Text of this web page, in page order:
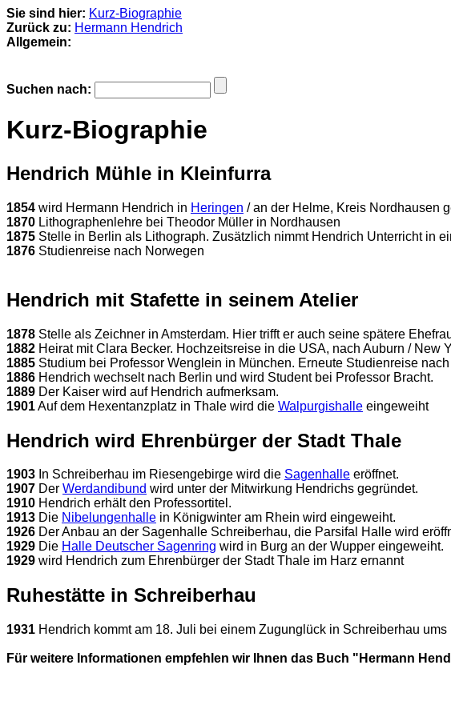
Sie sind hier: Kurz-Biographie
Zurück zu: Hermann Hendrich
Allgemein:
Suchen nach:
Kurz-Biographie
Hendrich Mühle in Kleinfurra
1854 wird Hermann Hendrich in Heringen / an der Helme, Kreis Nordhausen
1870 Lithographenlehre bei Theodor Müller in Nordhausen
1875 Stelle in Berlin als Lithograph. Zusätzlich nimmt Hendrich Unterricht in
1876 Studienreise nach Norwegen
Hendrich mit Stafette in seinem Atelier
1878 Stelle als Zeichner in Amsterdam. Hier trifft er auch seine spätere
1882 Heirat mit Clara Becker. Hochzeitsreise in die USA, nach Auburn / New
1885 Studium bei Professor Wenglein in München. Erneute Studienreise
1886 Hendrich wechselt nach Berlin und wird Student bei Professor Bracht.
1889 Der Kaiser wird auf Hendrich aufmerksam.
1901Auf dem Hexentanzplatz in Thale wird die Walpurgishalle eingeweiht
Hendrich wird Ehrenbürger der Stadt Thale
1903 In Schreiberhau im Riesengebirge wird die Sagenhalle eröffnet.
1907 Der Werdandibund wird unter der Mitwirkung Hendrichs gegründet.
1910 Hendrich erhält den Professortitel.
1913 Die Nibelungenhalle in Königwinter am Rhein wird eingeweiht.
1926 Der Anbau an der Sagenhalle Schreiberhau, die Parsifal Halle wird
1929 Die Halle Deutscher Sagenring wird in Burg an der Wupper eingeweiht.
1929 wird Hendrich zum Ehrenbürger der Stadt Thale im Harz ernannt
Ruhestätte in Schreiberhau
1931 Hendrich kommt am 18. Juli bei einem Zugunglück in Schreiberhau ums
Für weitere Informationen empfehlen wir Ihnen das Buch "Hermann